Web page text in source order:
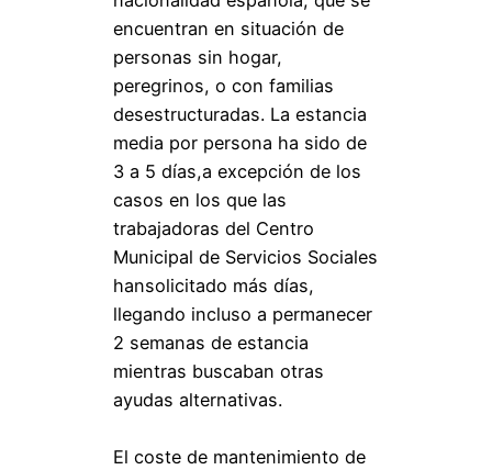
encuentran en situación de
personas sin hogar,
peregrinos, o con familias
desestructuradas. La estancia
media por persona ha sido de
3 a 5 días,a excepción de los
casos en los que las
trabajadoras del Centro
Municipal de Servicios Sociales
hansolicitado más días,
llegando incluso a permanecer
2 semanas de estancia
mientras buscaban otras
ayudas alternativas.
El coste de mantenimiento de